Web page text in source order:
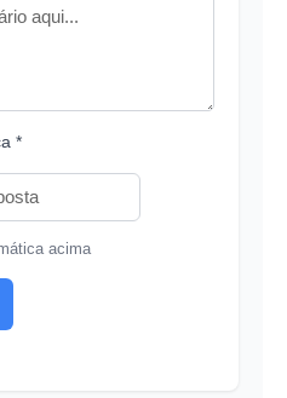
*
acima